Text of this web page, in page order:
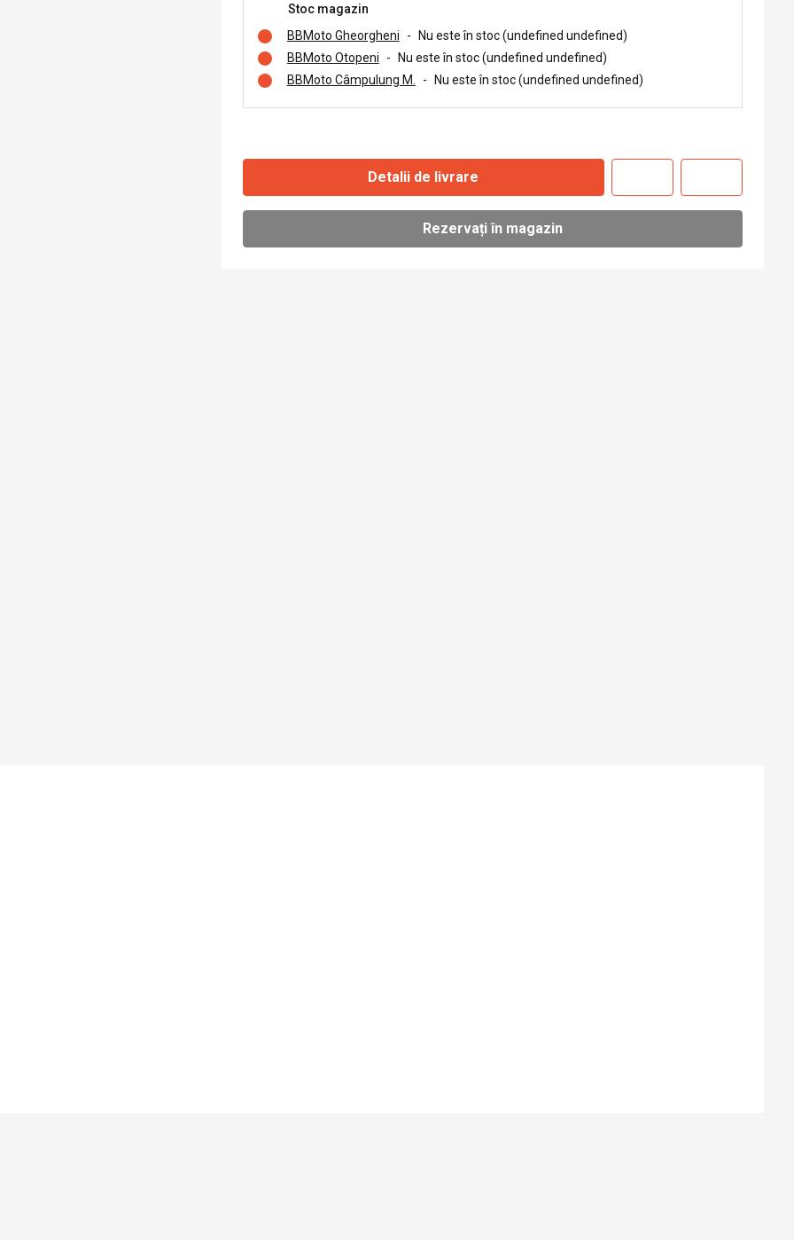
Stoc magazin
BBMoto Gheorgheni
-
Nu este în stoc (undefined undefined)
BBMoto Otopeni
-
Nu este în stoc (undefined undefined)
BBMoto Câmpulung M.
- Nu este în stoc (undefined undefined)
Detalii de livrare
Rezervați în magazin